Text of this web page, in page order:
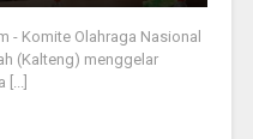
- Komite Olahraga Nasional
(Kalteng) menggelar